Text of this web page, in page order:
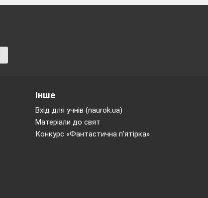
Інше
Вхід для учнів (naurok.ua)
Матеріали до свят
Конкурс «Фантастична п’ятірка»